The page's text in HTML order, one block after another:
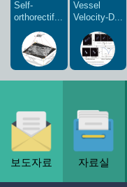
Self-
orthorectif...
Vessel
Velocity-D...
보도자료 자료실